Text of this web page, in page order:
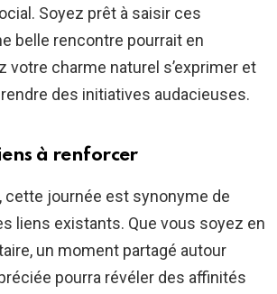
Soyez prêt à saisir ces
belle rencontre pourrait en
votre charme naturel s’exprimer et
des initiatives audacieuses.
à renforcer
cette journée est synonyme de
liens existants. Que vous soyez en
un moment partagé autour
pourra révéler des affinités